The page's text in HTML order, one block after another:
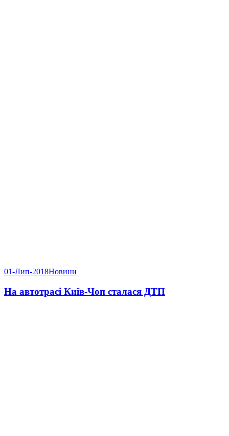
01-Лип-2018Новини
На автотрасі Київ-Чоп сталася ДТП